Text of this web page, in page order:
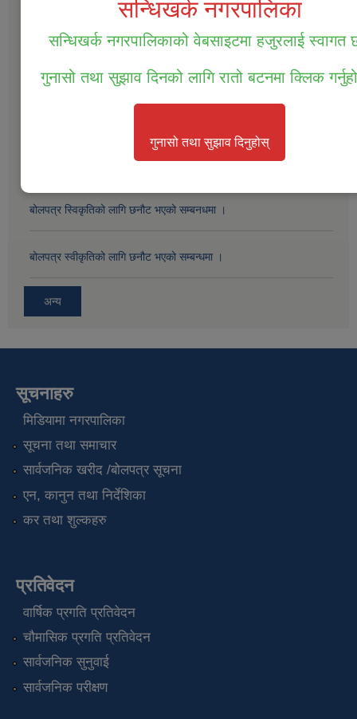
सम्पत्ति तथा जिन्सी मालसामान लिलाम विक्रिको दोस्रो पटक प्रकाशित सूचना ।
बोलपत्र स्विकृतिको लागी छनोट गरिएको सम्बन्धमा ।
बोलपत्र स्विकृतिको लागि छनौट भएको सम्बनधमा ।
बोलपत्र स्वीकृतिको लागि छनौट भएको सम्बन्धमा ।
अन्य
सूचनाहरु
मिडियामा नगरपालिका
सूचना तथा समाचार
सार्वजनिक खरीद /बोलपत्र सूचना
एन, कानुन तथा निर्देशिका
कर तथा शुल्कहरु
प्रतिवेदन
वार्षिक प्रगति प्रतिवेदन
चौमासिक प्रगति प्रतिवेदन
सार्वजनिक सुनुवाई
सार्वजनिक परीक्षण
सन्धिखर्क नगरपालिका
सन्धिखर्क नगरपालिकाको वेबसाइटमा हजुरलाई स्वागत
गुनासो तथा सुझाव दिनको लागि रातो बटनमा क्लिक
गुनासो तथा सुझाव दिनुहोस्